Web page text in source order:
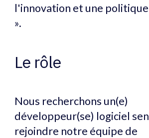
l'innovation et une
».
Le rôle
Nous recherchons un(e)
développeur(se) logiciel
rejoindre notre équipe de